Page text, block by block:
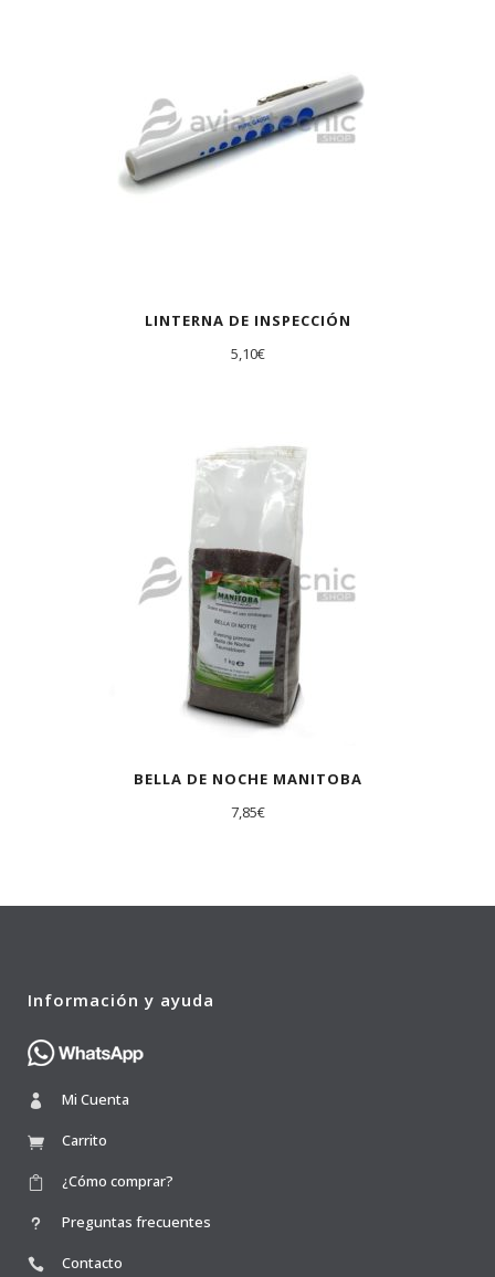
LINTERNA DE INSPECCIÓN
5,10€
BELLA DE NOCHE MANITOBA
7,85€
Información y ayuda
Mi Cuenta
Carrito
¿Cómo comprar?
Preguntas frecuentes
Contacto